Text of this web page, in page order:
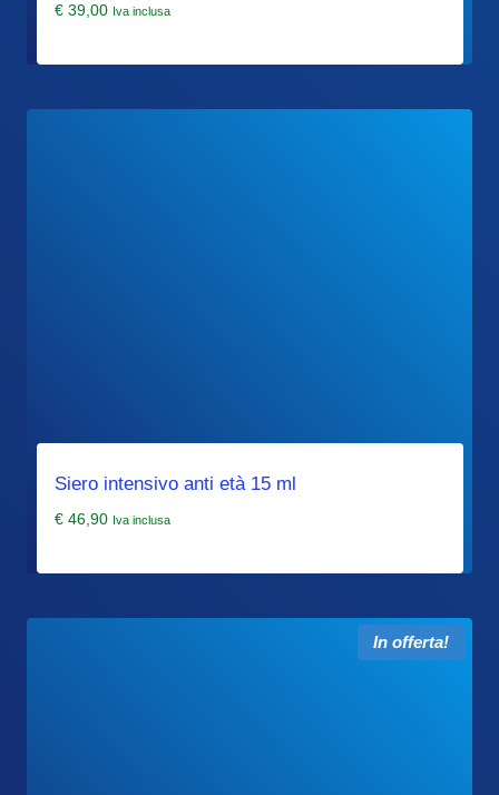
€39,00 Iva inclusa
Siero intensivo anti età 15 ml
€46,90 Iva inclusa
In offerta!